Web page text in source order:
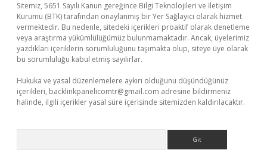
Sitemiz, 5651 Sayılı Kanun gereğince Bilgi Teknolojileri ve İletişim
Kurumu (BTK) tarafından onaylanmış bir Yer Sağlayıcı olarak hizmet
vermektedir. Bu nedenle, sitedeki içerikleri proaktif olarak denetleme
veya araştırma yükümlülüğümüz bulunmamaktadır. Ancak, üyelerimiz
yazdıkları içeriklerin sorumluluğunu taşımakta olup, siteye üye olarak
bu sorumluluğu kabul etmiş sayılırlar.
Hukuka ve yasal düzenlemelere aykırı olduğunu düşündüğünüz
içerikleri, backlinkpanelicomtr@gmail.com adresine bildirmeniz
halinde, ilgili içerikler yasal süre içerisinde sitemizden kaldırılacaktır.